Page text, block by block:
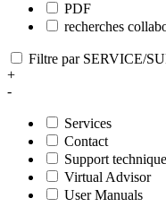
PDF
recherches
Filtre par SERVICE/
+
-
Services
Contact
Support technique
Virtual Advisor
User Manuals